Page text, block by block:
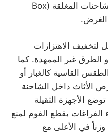
بجازان الموثوقة أسطولاً من الشاحنات المغلقة (Box
لتخفيف الاهتزازات
الطرق غير الممهدة. كما
القاسية كالغبار أو
الأثاث داخل الشاحنة
الأجهزة الثقيلة
بقطع الفوم لمنع
وزناً في الأعلى مع